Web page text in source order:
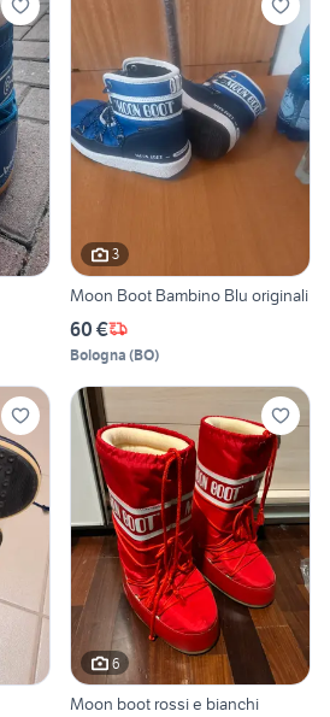
3
Moon Boot Bambino Blu originali
60 €
Bologna (BO)
6
Moon boot rossi e bianchi